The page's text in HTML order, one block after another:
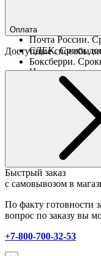
Ориентировочные
Почта России.
СДЕК. Сроки
Боксберри.
Доставка за
полной предоплате
Подробные условия
Оплата
Доступные способы
Наличными при
Оплата он-
Mastercard и тд.)
Товары со скидкой
предоплате. Все
Быстрый заказ
с самовывозом в
По факту готовности
вопрос по заказу вы
+7-800-700-32-53